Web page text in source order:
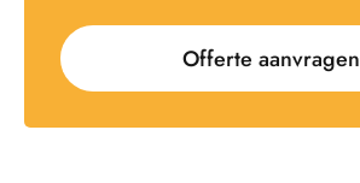
Offerte aanvragen